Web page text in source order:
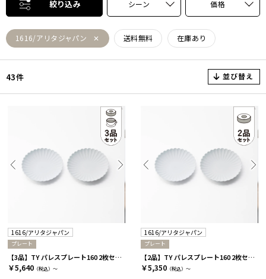
絞り込み シーン 価格
1616/アリタジャパン 送料無料 在庫あり
43件 並び替え
1616/アリタジャパン
プレート
【3品】TY パレスプレート160 2枚セット［1616/アリタジャパン］
￥5,640 （税込）～
1616/アリタジャパン
プレート
【2品】TY パレスプレート160 2枚セット［1616/アリタジャパン］
￥5,350 （税込）～